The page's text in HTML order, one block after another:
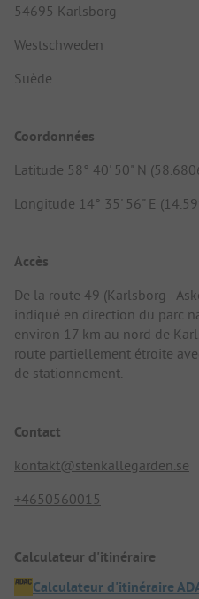
54695 Karlsborg
Westschweden
Suède
Coordonnées
Latitude 58° 40' 50" N
Longitude 14° 35' 56" E
Accès
De la route 49 (Karlsborg -
indiqué en direction du parc
environ 17 km au nord de
route partiellement étroite
de stationnement.
Contact
kontakt@stenkallegarden.se
+4650560015
Calculateur d'itinéraire
Calculateur d'itinéraire